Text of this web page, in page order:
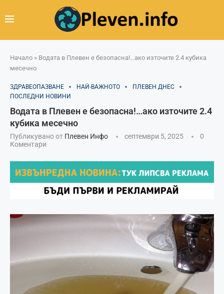
Начало » Водата в Плевен е безопасна!…ако източите 2.4 кубика
месечно
ЗДРАВЕОПАЗВАНЕ НАЙ-ВАЖНОТО
ПЛЕВЕН ДНЕС
ПОСЛЕДНИ НОВИНИ
Водата в Плевен е безопасна!…ако източите 2.4
кубика месечно
Публикувано от Плевен Инфо септември 5, 2025
0
Коментари